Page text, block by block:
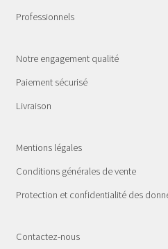
Professionnels
Notre engagement qualité
Paiement sécurisé
Livraison
Mentions légales
Conditions générales de vente
Protection et confidentialité des
Contactez-nous